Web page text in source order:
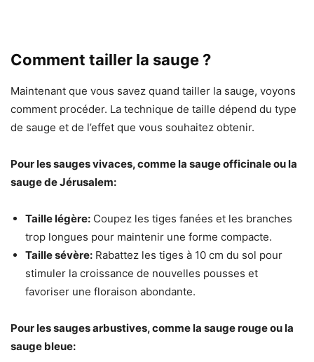
Comment tailler la sauge ?
Maintenant que vous savez quand tailler la sauge, voyons
comment procéder. La technique de taille dépend du type
de sauge et de l’effet que vous souhaitez obtenir.
Pour les sauges vivaces, comme la sauge officinale ou la
sauge de Jérusalem:
Taille légère: Coupez les tiges fanées et les branches
trop longues pour maintenir une forme compacte.
Taille sévère: Rabattez les tiges à 10 cm du sol pour
stimuler la croissance de nouvelles pousses et
favoriser une floraison abondante.
Pour les sauges arbustives, comme la sauge rouge ou la
sauge bleue: